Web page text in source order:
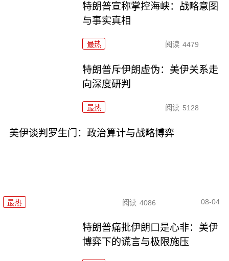
特朗普宣称掌控海峡：战略意图
与事实真相
最热 阅读 4479
特朗普斥伊朗虚伪：美伊关系走
向深度研判
最热 阅读 5128
美伊谈判罗生门：政治算计与战略博弈
最热 阅读 4086 08-04
特朗普痛批伊朗口是心非：美伊
博弈下的谎言与极限施压